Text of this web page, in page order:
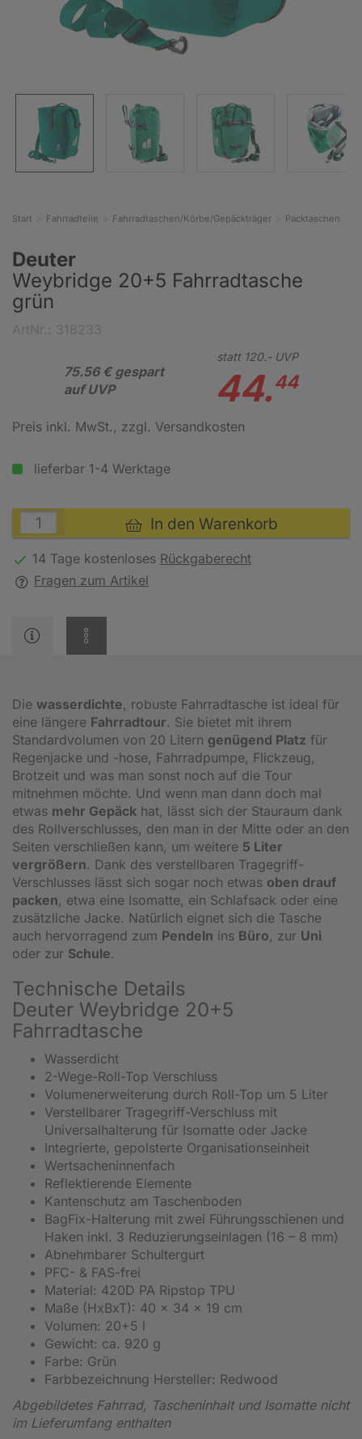
Start Fahrradteile Fahrradtaschen/Körbe/Gepäckträger Packtaschen
Deuter
Weybridge 20+5 Fahrradtasche
grün
75.56 € gespart
auf UVP
statt 120.-UVP
44.44
Preis inkl. MwSt., zzgl. Versandkosten
lieferbar 1-4 Werktage
In den Warenkorb
14 Tage kostenloses Rückgaberecht
Fragen zum Artikel
Die wasserdichte, robuste Fahrradtasche ist ideal für
eine längere Fahrradtour. Sie bietet mit ihrem
Standardvolumen von 20 Litern genügend Platz für
Regenjacke und -hose, Fahrradpumpe, Flickzeug,
Brotzeit und was man sonst noch auf die Tour
mitnehmen möchte. Und wenn man dann doch mal
etwas mehr Gepäck hat, lässt sich der Stauraum dank
des Rollverschlusses, den man in der Mitte oder an den
Seiten verschließen kann, um weitere 5 Liter
vergrößern. Dank des verstellbaren Tragegriff-
Verschlusses lässt sich sogar noch etwas oben drauf
packen, etwa eine Isomatte, ein Schlafsack oder eine
zusätzliche Jacke. Natürlich eignet sich die Tasche
auch hervorragend zum Pendeln ins Büro, zur Uni
oder zur Schule.
Technische Details
Deuter Weybridge 20+5
Fahrradtasche
Wasserdicht
2-Wege-Roll-Top Verschluss
Volumenerweiterung durch Roll-Top um 5 Liter
Verstellbarer Tragegriff-Verschluss mit
Universalhalterung für Isomatte oder Jacke
Integrierte, gepolsterte Organisationseinheit
Wertsacheninnenfach
Reflektierende Elemente
Kantenschutz am Taschenboden
BagFix-Halterung mit zwei Führungsschienen und
Haken inkl. 3 Reduzierungseinlagen (16 – 8 mm)
Abnehmbarer Schultergurt
PFC- & FAS-frei
Material: 420D PA Ripstop TPU
Maße (HxBxT): 40 x 34 x 19 cm
Volumen: 20+5 l
Gewicht: ca. 920 g
Farbe: Grün
Farbbezeichnung Hersteller: Redwood
Abgebildetes Fahrrad, Tascheninhalt und Isomatte nicht
im Lieferumfang enthalten